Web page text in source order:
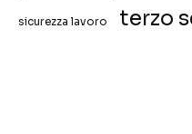
sicurezza lavoro terzo